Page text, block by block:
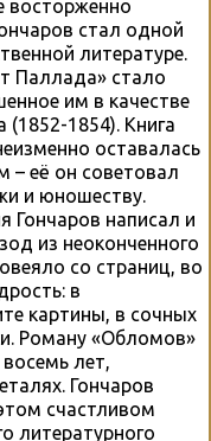
восторженно
стал одной
литературе.
Паллада» стало
им в качестве
(1852-1854). Книга
оставалась
её он советовал
и юношеству.
Гончаров написал и
из неоконченного
со страниц, во
в
картины, в сочных
Роману «Обломов»
лет,
Гончаров
счастливом
литературного